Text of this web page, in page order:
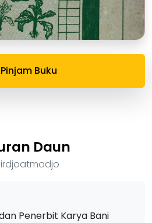
Pinjam Buku
Daun
Penerbit Karya Bani